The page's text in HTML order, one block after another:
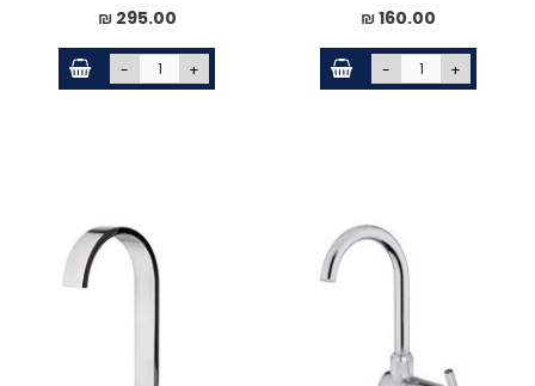
160.00 ₪
- +
295.00 ₪
- +